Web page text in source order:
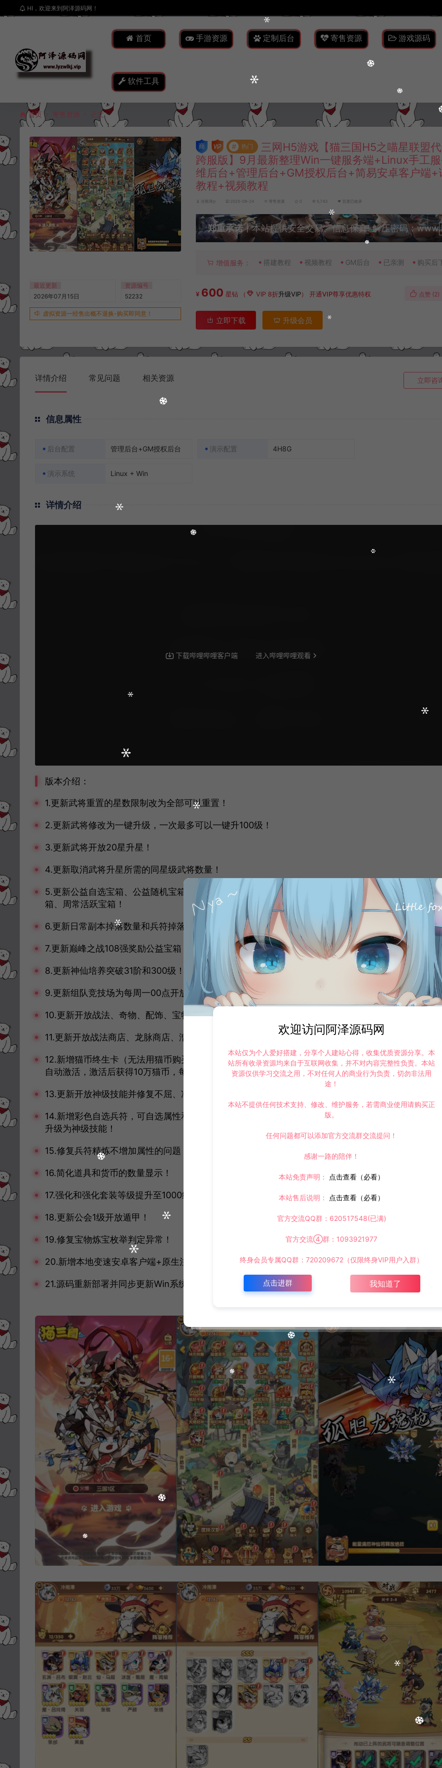
HI，欢迎来到阿泽源码网！
首页 手游资源 定制后台 寄售资源 游戏源码
软件工具
首页 寄售资源 正文
最近更新
2026年07月15日
资源编号
52232
虚拟资源一经售出概不退换-购买即同意！
# 热门
三网H5游戏【猫三国H5之喵星联盟
跨服版】9月最新整理Win一键服务端+Linux手工
维后台+管理后台+GM授权后台+简易安卓客户端+
教程+视频教程
冷雨泽ღ 2025-09-24 寄售资源 0 5,743 百度已收录
郑重承诺丨本站提供安全交易、信息保真! 解压密码：
增值服务： 搭建教程 视频教程 GM后台 已亲测 购买后
¥ 600 星钻 （ VIP 8折升级VIP）开通VIP尊享优惠特权 点赞 (2)
立即下载 升级会员
详情介绍 常见问题 相关资源 立即咨
信息属性
后台配置 管理后台+GM授权后台 演示配置 4H8G
演示系统 Linux + Win
详情介绍
版本介绍：
1.更新武将重置的星数限制改为全部可以重置！
2.更新武将修改为一键升级，一次最多可以一键升100级！
3.更新武将开放20星升星！
4.更新取消武将升星所需的同星级武将数量！
5.更新公益自选宝箱、公益随机宝箱、公益限时神将宝箱、已添加到日常任务、周常任务、日常活跃
箱、周常活跃宝箱！
6.更新日常副本掉落数量和兵符掉落概率，武将副本掉落公益宝箱！
7.更新巅峰之战108强奖励公益宝箱！
8.更新神仙培养突破31阶和300级！
9.更新组队竞技场为每周一00点开放，周日23点结束！
10.更新开放战法、奇物、配饰、宝物炼宝等功能！
11.更新开放战法商店、龙脉商店、漕运商店等商店！
12.新增猫币终生卡（无法用猫币购买，只能后台发放道具或者内充直购激活），后台发放之后，无需
自动激活，激活后获得10万猫币，每日首次登录邮件自动发放1万猫币！
13.更新开放神级技能并修复不屈、冲击、信仰、物连、法连等技能（初级到神级全修复）！
14.新增彩色自选兵符，可自选属性和技能：超级技能+超级技能+超级技能，精炼至满级后超级技能
升级为神级技能！
15.修复兵符精炼不增加属性的问题，每次精炼固定属性增加30%，百分比属性增加2%！
16.简化道具和货币的数量显示！
17.强化和强化套装等级提升至1000级！
18.更新公会1级开放遁甲！
19.修复宝物炼宝枚举判定异常！
20.新增本地变速安卓客户端+原生注册验证！
21.源码重新部署并同步更新Win系统一键端！
欢迎访问阿泽源码网
本站仅为个人爱好搭建，分享个人建站心得，收集优质资源分享。本
站所有收录资源均来自于互联网收集，并不对内容完整性负责。本站
资源仅供学习交流之用，不对任何人的商业行为负责，切勿非法用
途！
本站不提供任何技术支持、修改、维护服务，若需商业使用请购买正
版。
任何问题都可以添加官方交流群交流提问！
感谢一路的陪伴！
本站免责声明： 点击查看（必看）
本站售后说明： 点击查看（必看）
官方交流QQ群：620517548(已满)
官方交流④群：1093921977
终身会员专属QQ群：720209672（仅限终身VIP用户入群）
点击进群 我知道了